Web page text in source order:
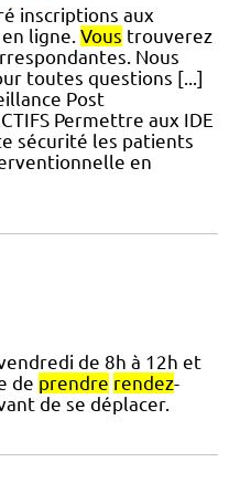
inscriptions aux
ligne. Vous trouverez
Nous
toutes questions [...]
Post
Permettre aux IDE
sécurité les patients
en
de 8h à 12h et
de prendre rendez-
de se déplacer.